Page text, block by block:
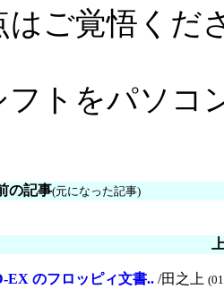
はご覚悟くだ
フトをパソコ
の記事(元になった記事)
EX のフロッピィ文書.. /田之上